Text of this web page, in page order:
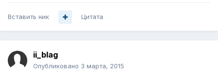
Вставить ник Цитата
ii_blag
Опубликовано 3 марта, 2015